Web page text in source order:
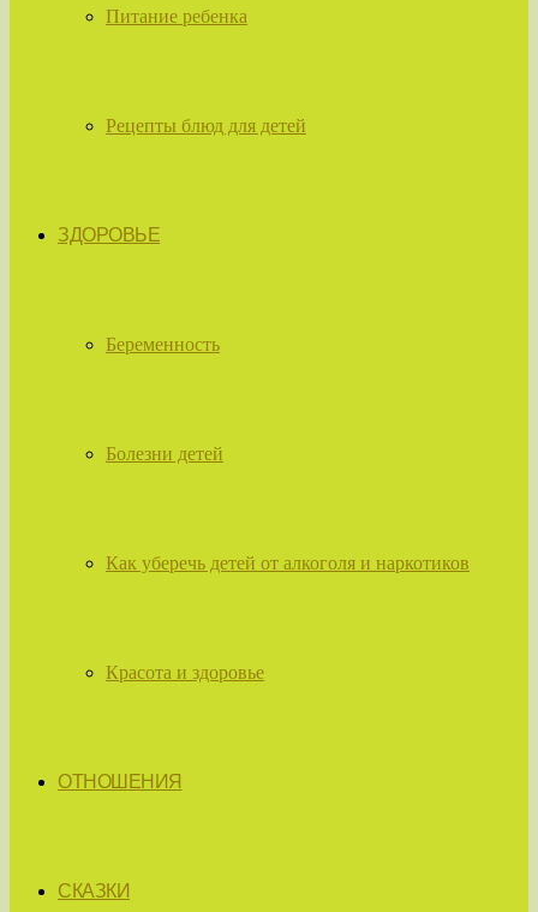
Питание ребенка
Рецепты блюд для детей
ЗДОРОВЬЕ
Беременность
Болезни детей
Как уберечь детей от алкоголя и наркотиков
Красота и здоровье
ОТНОШЕНИЯ
СКАЗКИ